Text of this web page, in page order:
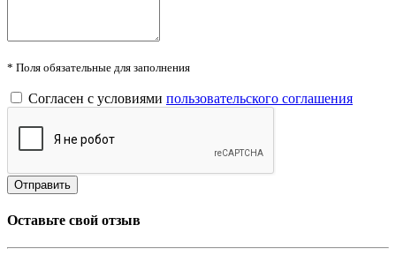
* Поля обязательные для заполнения
Согласен с условиями пользовательского соглашения
Оставьте свой отзыв